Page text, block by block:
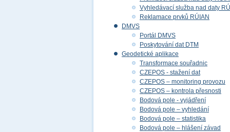
Vyhledávací služba nad daty
Reklamace prvků RÚIAN
DMVS
Portál DMVS
Poskytování dat DTM
Geodetické aplikace
Transformace souřadnic
CZEPOS - stažení dat
CZEPOS – monitoring provozu
CZEPOS – kontrola přesnosti
Bodová pole - vyjádření
Bodová pole – vyhledání
Bodová pole – statistika
Bodová pole – hlášení závad